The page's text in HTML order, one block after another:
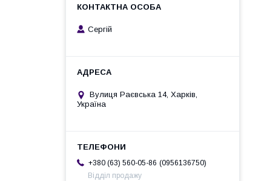
Сергій
Вулиця Раєвська 14, Харків,
Україна
+380 (63) 560-05-86
0956136750
Відділ продажу